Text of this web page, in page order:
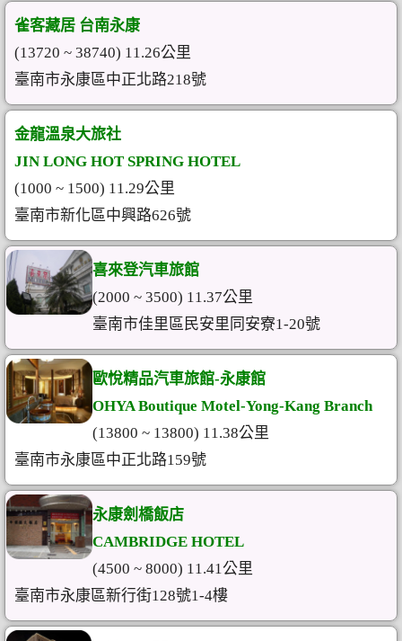
雀客藏居 台南永康
(13720 ~ 38740) 11.26公里
臺南市永康區中正北路218號
金龍溫泉大旅社
JIN LONG HOT SPRING HOTEL
(1000 ~ 1500) 11.29公里
臺南市新化區中興路626號
喜來登汽車旅館
(2000 ~ 3500) 11.37公里
臺南市佳里區民安里同安寮1-20號
歐悅精品汽車旅館-永康館
OHYA Boutique Motel-Yong-Kang Branch
(13800 ~ 13800) 11.38公里
臺南市永康區中正北路159號
永康劍橋飯店
CAMBRIDGE HOTEL
(4500 ~ 8000) 11.41公里
臺南市永康區新行街128號1-4樓